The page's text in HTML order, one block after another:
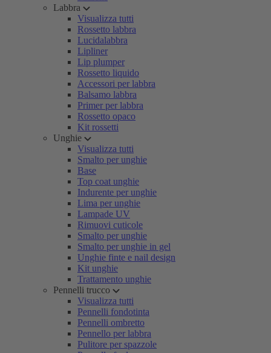
Labbra
Visualizza tutti
Rossetto labbra
Lucidalabbra
Lipliner
Lip plumper
Rossetto liquido
Accessori per labbra
Balsamo labbra
Primer per labbra
Rossetto opaco
Kit rossetti
Unghie
Visualizza tutti
Smalto per unghie
Base
Top coat unghie
Indurente per unghie
Lima per unghie
Lampade UV
Rimuovi cuticole
Smalto per unghie
Smalto per unghie in gel
Unghie finte e nail design
Kit unghie
Trattamento unghie
Pennelli trucco
Visualizza tutti
Pennelli fondotinta
Pennelli ombretto
Pennello per labbra
Pulitore per spazzole